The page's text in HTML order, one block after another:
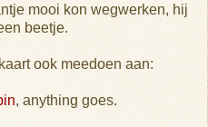
mooi kon wegwerken, hij
beetje.
ook meedoen aan:
, anything goes.